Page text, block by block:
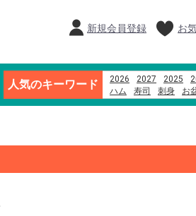
新規会員登録 お
人気のキーワード 2026 2027 2025
ハム
寿司 刺身 お